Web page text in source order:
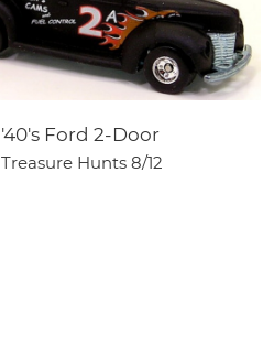
'40's Ford 2-Door
Treasure Hunts 8/12